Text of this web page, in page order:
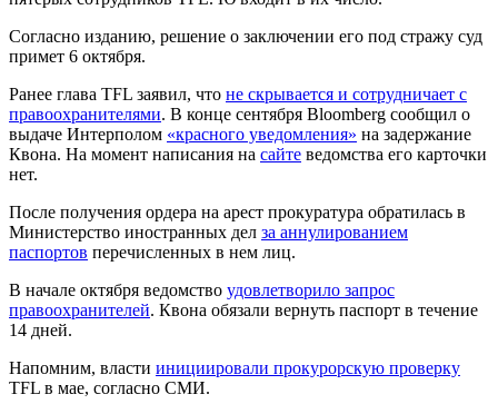
Согласно изданию, решение о заключении его под стражу суд
примет 6 октября.
Ранее глава TFL заявил, что не скрывается и сотрудничает с
правоохранителями. В конце сентября Bloomberg сообщил о
выдаче Интерполом «красного уведомления» на задержание
Квона. На момент написания на сайте ведомства его карточки
нет.
После получения ордера на арест прокуратура обратилась в
Министерство иностранных дел за аннулированием
паспортов перечисленных в нем лиц.
В начале октября ведомство удовлетворило запрос
правоохранителей. Квона обязали вернуть паспорт в течение
14 дней.
Напомним, власти инициировали прокурорскую проверку
TFL в мае, согласно СМИ.